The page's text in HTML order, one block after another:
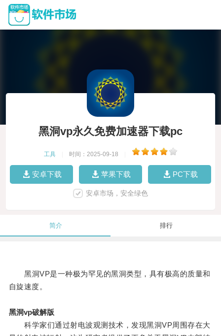
黑洞vp永久免费加速器下载pc
工具 时间：2025-09-18
安卓下载 苹果下载 PC下载
安卓市场，安全绿色
简介 排行
黑洞VP是一种极为罕见的黑洞类型，具有极高的质量和
自旋速度。
黑洞vp破解版
科学家们通过射电波观测技术，发现黑洞VP周围存在大